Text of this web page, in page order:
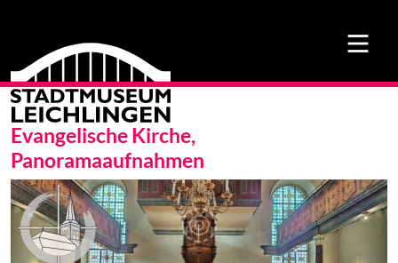
Evangelische Kirche,
Panoramaaufnahmen